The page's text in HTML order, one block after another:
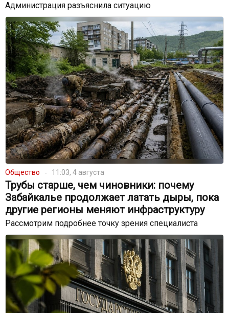
Администрация разъяснила ситуацию
Общество 11:03, 4 августа
Трубы старше, чем чиновники: почему
Забайкалье продолжает латать дыры, пока
другие регионы меняют инфраструктуру
Рассмотрим подробнее точку зрения специалиста